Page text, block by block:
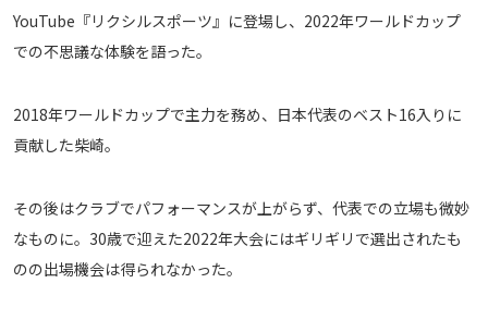
ABEMAの視聴について
Android
TV
YouTube『リクシルスポーツ』に登場し、2022年ワールドカップ
での不思議な体験を語った。
2018年ワールドカップで主力を務め、日本代表のベスト16入りに
貢献した柴崎。
その後はクラブでパフォーマンスが上がらず、代表での立場も微妙
なものに。30歳で迎えた2022年大会にはギリギリで選出されたも
のの出場機会は得られなかった。